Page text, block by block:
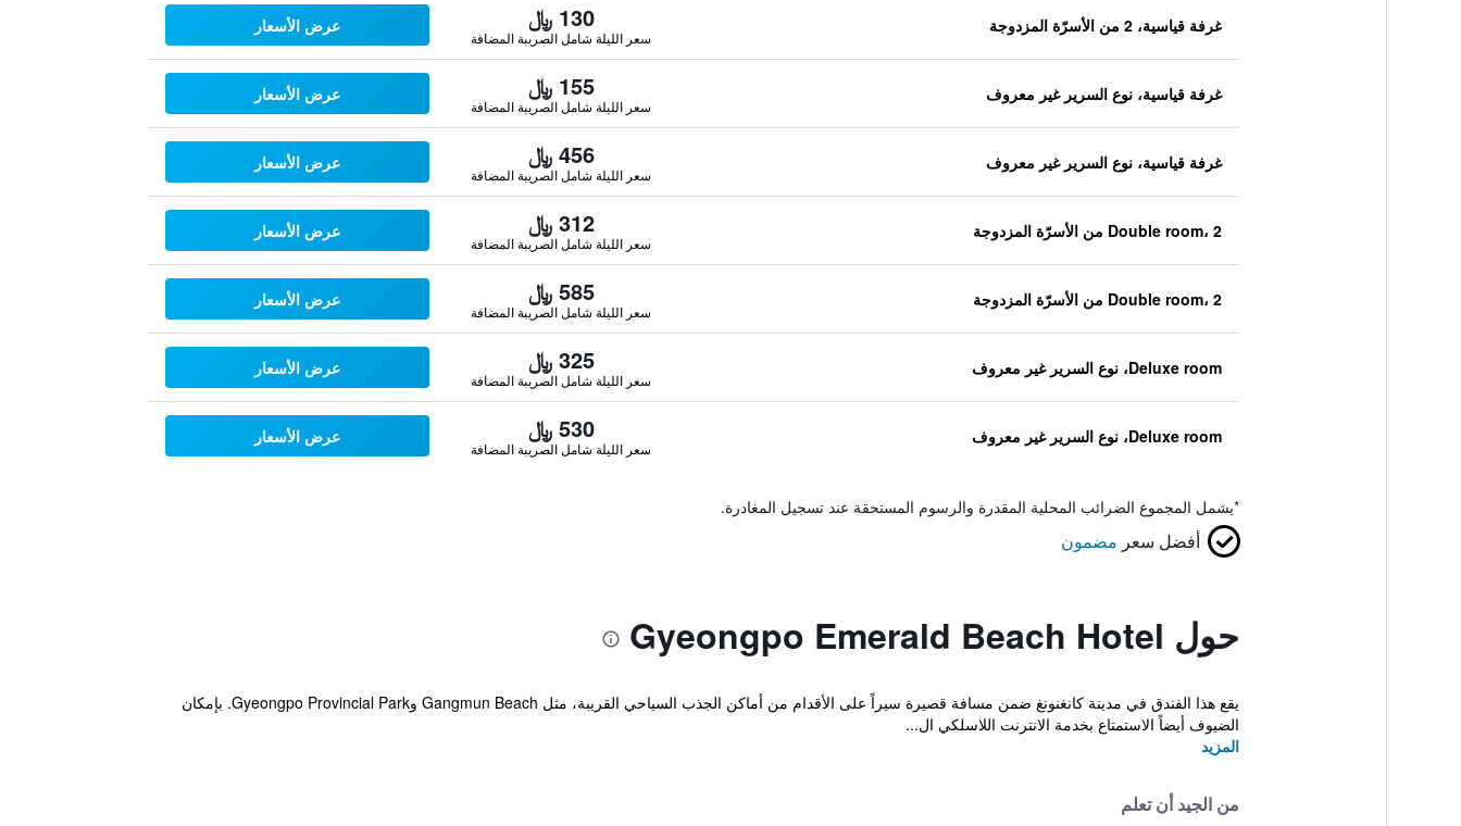
غرفة قياسية، 2 من الأسرّة المزدوجة 130 ﷼
سعر الليلة شامل الصريبة المضافة
عرض الأسعار
غرفة قياسية، نوع السرير غير معروف 155 ﷼
سعر الليلة شامل الصريبة المضافة
عرض الأسعار
غرفة قياسية، نوع السرير غير معروف 456 ﷼
سعر الليلة شامل الصريبة المضافة
عرض الأسعار
Double room، 2 من الأسرّة المزدوجة 312 ﷼
سعر الليلة شامل الصريبة المضافة
عرض الأسعار
Double room، 2 من الأسرّة المزدوجة 585 ﷼
سعر الليلة شامل الصريبة المضافة
عرض الأسعار
Deluxe room، نوع السرير غير معروف 325 ﷼
سعر الليلة شامل الصريبة المضافة
عرض الأسعار
Deluxe room، نوع السرير غير معروف 530 ﷼
سعر الليلة شامل الصريبة المضافة
عرض الأسعار
*يشمل المجموع الضرائب المحلية المقدرة والرسوم المستحقة عند تسجيل المغادرة.
أفضل سعر مضمون
حول Gyeongpo Emerald Beach Hotel
يقع هذا الفندق في مدينة كانغنونغ ضمن مسافة قصيرة سيراً على الأقدام من أماكن الجذب السياحي القريبة، مثل Gangmun Beach وGyeongpo Provincial Park. بإمكان
الضيوف أيضاً الاستمتاع بخدمة الانترنت اللاسلكي ال...
المزيد
من الجيد أن تعلم